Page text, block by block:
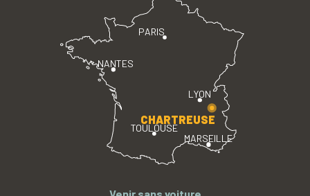
PARIS
LYON
TOULOUSE
MARSEILLE
NANTES
CHARTREUSE